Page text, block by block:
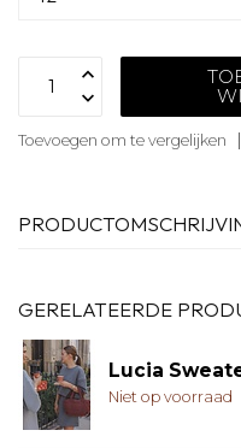
Toevoegen om te vergelijken
GERELATEERDE
Lucia
Niet op voorraad